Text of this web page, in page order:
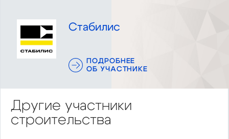
Стабилис
ПОДРОБНЕЕ
ОБ УЧАСТНИКЕ
Другие участники
строительства